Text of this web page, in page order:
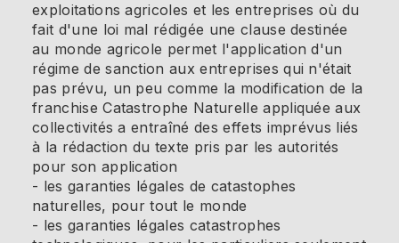
exploitations agricoles et les entreprises où du
fait d'une loi mal rédigée une clause destinée
au monde agricole permet l'application d'un
régime de sanction aux entreprises qui n'était
pas prévu, un peu comme la modification de la
franchise Catastrophe Naturelle appliquée aux
collectivités a entraîné des effets imprévus liés
à la rédaction du texte pris par les autorités
pour son application
- les garanties légales de catastophes
naturelles, pour tout le monde
- les garanties légales catastrophes